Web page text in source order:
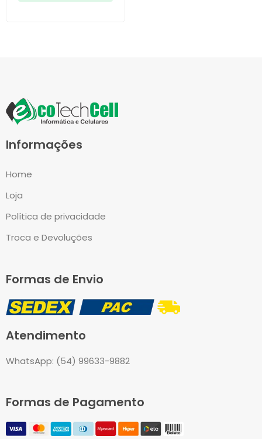
Informações
Home
Loja
Política de privacidade
Troca e Devoluções
Formas de Envio
Atendimento
WhatsApp: (54) 99633-9882
Formas de Pagamento